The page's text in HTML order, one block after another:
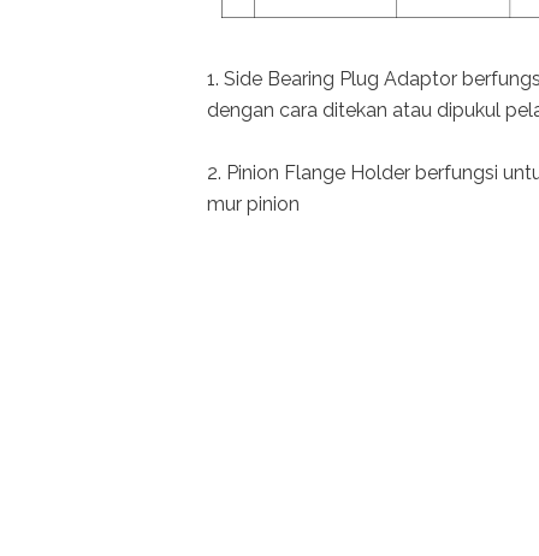
1. Side Bearing Plug Adaptor
dengan cara ditekan atau dipukul
2. Pinion Flange Holder berfungsi
mur pinion